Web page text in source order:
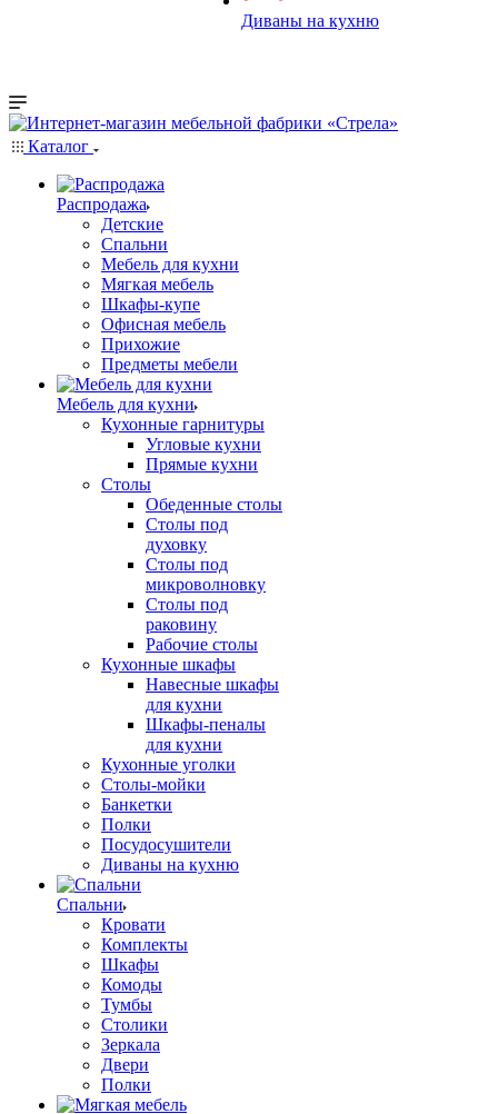
Диваны на кухню
Каталог
Распродажа
Детские
Спальни
Мебель для кухни
Мягкая мебель
Шкафы-купе
Офисная мебель
Прихожие
Предметы мебели
Мебель для кухни
Кухонные гарнитуры
Угловые кухни
Прямые кухни
Столы
Обеденные столы
Столы под
духовку
Столы под
микроволновку
Столы под
раковину
Рабочие столы
Кухонные шкафы
Навесные шкафы
для кухни
Шкафы-пеналы
для кухни
Кухонные уголки
Столы-мойки
Банкетки
Полки
Посудосушители
Диваны на кухню
Спальни
Кровати
Комплекты
Шкафы
Комоды
Тумбы
Столики
Зеркала
Двери
Полки